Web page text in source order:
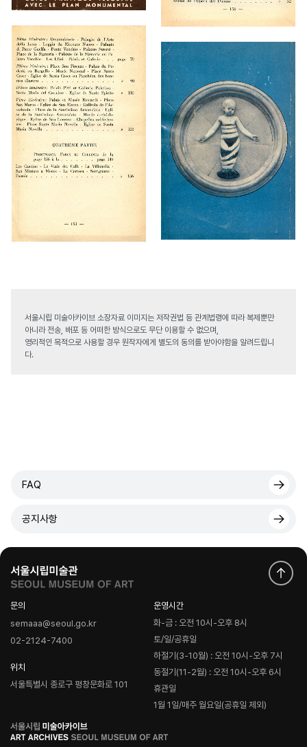
서울시립 미술아카이브 소장자료 이미지는 저작권법 등 관계법령에 따라 복제뿐만
아니라 전송, 배포 등 어떠한 방식으로도 무단 이용할 수 없으며,
영리적인 목적으로 사용할 경우 원작자에게 별도의 동의를 받아야함을 알려드립니
다.
FAQ
공지사항
문의
semaaa@seoul.go.kr
02-2124-7400
위치
서울특별시 종로구 평창문화로 101
운영시간
화-금 : 오전 10시-오후 8시
토/일/공휴일
하절기(3-10월) : 오전 10시-오후 7시
동절기(11-2월) : 오전 10시-오후 6시
휴관일
1월 1일/매주 월요일(공휴일 제외)
로
고